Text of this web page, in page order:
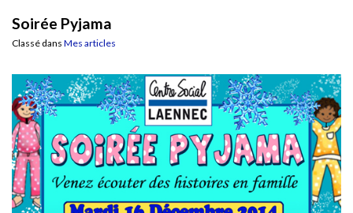
Soirée Pyjama
Classé dans Mes articles